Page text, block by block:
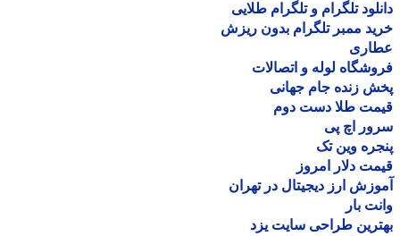
تلگرام و تلگرام طلایی
ممبر تلگرام بدون ریزش
لوله و اتصالات
زنده جام جهانی
طلا دست دوم
اچ پی
وین تک
دلار امروز
ارز دیجیتال در تهران
بار
طراحی سایت یزد